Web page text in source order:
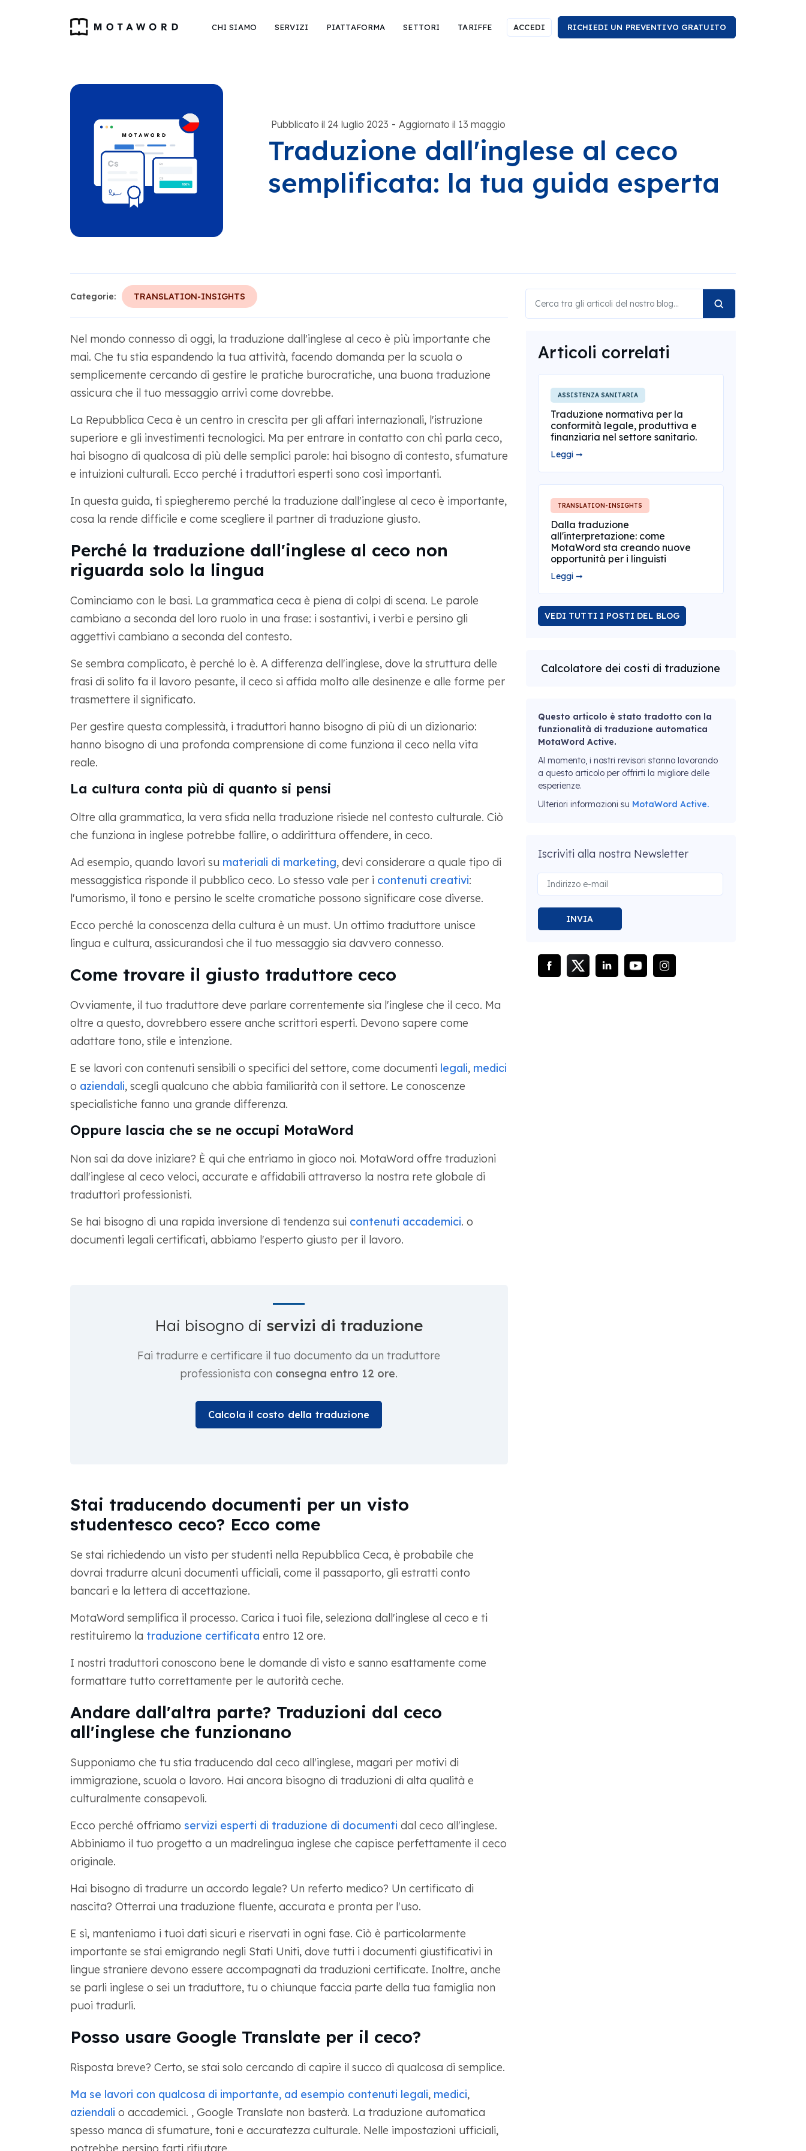
CHI SIAMO SERVIZI PIATTAFORMA SETTORI TARIFFE ACCEDI RICHIEDI UN PREVENTIVO GRATUITO
Pubblicato il 24 luglio 2023 - Aggiornato il 13 maggio
Traduzione dall'inglese al ceco
semplificata: la tua guida esperta
Categorie: TRANSLATION-INSIGHTS
Nel mondo connesso di oggi, la traduzione dall'inglese al ceco è più importante che
mai. Che tu stia espandendo la tua attività, facendo domanda per la scuola o
semplicemente cercando di gestire le pratiche burocratiche, una buona traduzione
assicura che il tuo messaggio arrivi come dovrebbe.
La Repubblica Ceca è un centro in crescita per gli affari internazionali, l'istruzione
superiore e gli investimenti tecnologici. Ma per entrare in contatto con chi parla ceco,
hai bisogno di qualcosa di più delle semplici parole: hai bisogno di contesto, sfumature
e intuizioni culturali. Ecco perché i traduttori esperti sono così importanti.
In questa guida, ti spiegheremo perché la traduzione dall'inglese al ceco è importante,
cosa la rende difficile e come scegliere il partner di traduzione giusto.
Perché la traduzione dall'inglese al ceco non
riguarda solo la lingua
Cominciamo con le basi. La grammatica ceca è piena di colpi di scena. Le parole
cambiano a seconda del loro ruolo in una frase: i sostantivi, i verbi e persino gli
aggettivi cambiano a seconda del contesto.
Se sembra complicato, è perché lo è. A differenza dell'inglese, dove la struttura delle
frasi di solito fa il lavoro pesante, il ceco si affida molto alle desinenze e alle forme per
trasmettere il significato.
Per gestire questa complessità, i traduttori hanno bisogno di più di un dizionario:
hanno bisogno di una profonda comprensione di come funziona il ceco nella vita
reale.
La cultura conta più di quanto si pensi
Oltre alla grammatica, la vera sfida nella traduzione risiede nel contesto culturale. Ciò
che funziona in inglese potrebbe fallire, o addirittura offendere, in ceco.
Ad esempio, quando lavori su materiali di marketing, devi considerare a quale tipo di
messaggistica risponde il pubblico ceco. Lo stesso vale per i contenuti creativi:
l'umorismo, il tono e persino le scelte cromatiche possono significare cose diverse.
Ecco perché la conoscenza della cultura è un must. Un ottimo traduttore unisce
lingua e cultura, assicurandosi che il tuo messaggio sia davvero connesso.
Come trovare il giusto traduttore ceco
Ovviamente, il tuo traduttore deve parlare correntemente sia l'inglese che il ceco. Ma
oltre a questo, dovrebbero essere anche scrittori esperti. Devono sapere come
adattare tono, stile e intenzione.
E se lavori con contenuti sensibili o specifici del settore, come documenti legali, medici
o aziendali, scegli qualcuno che abbia familiarità con il settore. Le conoscenze
specialistiche fanno una grande differenza.
Oppure lascia che se ne occupi MotaWord
Non sai da dove iniziare? È qui che entriamo in gioco noi. MotaWord offre traduzioni
dall'inglese al ceco veloci, accurate e affidabili attraverso la nostra rete globale di
traduttori professionisti.
Se hai bisogno di una rapida inversione di tendenza sui contenuti accademici. o
documenti legali certificati, abbiamo l'esperto giusto per il lavoro.
Hai bisogno di servizi di traduzione
Fai tradurre e certificare il tuo documento da un traduttore
professionista con consegna entro 12 ore.
Calcola il costo della traduzione
Stai traducendo documenti per un visto
studentesco ceco? Ecco come
Se stai richiedendo un visto per studenti nella Repubblica Ceca, è probabile che
dovrai tradurre alcuni documenti ufficiali, come il passaporto, gli estratti conto
bancari e la lettera di accettazione.
MotaWord semplifica il processo. Carica i tuoi file, seleziona dall'inglese al ceco e ti
restituiremo la traduzione certificata entro 12 ore.
I nostri traduttori conoscono bene le domande di visto e sanno esattamente come
formattare tutto correttamente per le autorità ceche.
Andare dall'altra parte? Traduzioni dal ceco
all'inglese che funzionano
Supponiamo che tu stia traducendo dal ceco all'inglese, magari per motivi di
immigrazione, scuola o lavoro. Hai ancora bisogno di traduzioni di alta qualità e
culturalmente consapevoli.
Ecco perché offriamo servizi esperti di traduzione di documenti dal ceco all'inglese.
Abbiniamo il tuo progetto a un madrelingua inglese che capisce perfettamente il ceco
originale.
Hai bisogno di tradurre un accordo legale? Un referto medico? Un certificato di
nascita? Otterrai una traduzione fluente, accurata e pronta per l'uso.
E sì, manteniamo i tuoi dati sicuri e riservati in ogni fase. Ciò è particolarmente
importante se stai emigrando negli Stati Uniti, dove tutti i documenti giustificativi in
lingue straniere devono essere accompagnati da traduzioni certificate. Inoltre, anche
se parli inglese o sei un traduttore, tu o chiunque faccia parte della tua famiglia non
puoi tradurli.
Posso usare Google Translate per il ceco?
Risposta breve? Certo, se stai solo cercando di capire il succo di qualcosa di semplice.
Ma se lavori con qualcosa di importante, ad esempio contenuti legali, medici,
aziendali o accademici. , Google Translate non basterà. La traduzione automatica
spesso manca di sfumature, toni e accuratezza culturale. Nelle impostazioni ufficiali,
Articoli correlati
ASSISTENZA SANITARIA
Traduzione normativa per la
conformità legale, produttiva e
finanziaria nel settore sanitario.
Leggi ➞
TRANSLATION-INSIGHTS
Dalla traduzione
all'interpretazione: come
MotaWord sta creando nuove
opportunità per i linguisti
Leggi ➞
VEDI TUTTI I POSTI DEL BLOG
Calcolatore dei costi di traduzione
Questo articolo è stato tradotto con la
funzionalità di traduzione automatica
MotaWord Active.
Al momento, i nostri revisori stanno lavorando
a questo articolo per offrirti la migliore delle
esperienze.
Ulteriori informazioni su MotaWord Active.
Iscriviti alla nostra Newsletter
INVIA